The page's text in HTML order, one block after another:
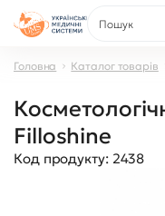
Головна Каталог товарів
Filloshine
Код продукту: 2438